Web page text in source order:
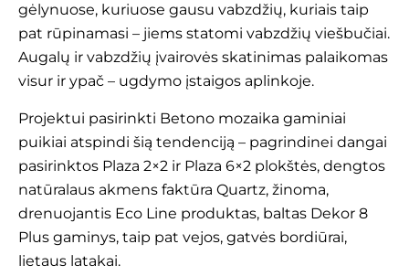
gėlynuose, kuriuose gausu vabzdžių, kuriais taip
pat rūpinamasi – jiems statomi vabzdžių viešbučiai.
Augalų ir vabzdžių įvairovės skatinimas palaikomas
visur ir ypač – ugdymo įstaigos aplinkoje.
Projektui pasirinkti Betono mozaika gaminiai
puikiai atspindi šią tendenciją – pagrindinei dangai
pasirinktos Plaza 2×2 ir Plaza 6×2 plokštės, dengtos
natūralaus akmens faktūra Quartz, žinoma,
drenuojantis Eco Line produktas, baltas Dekor 8
Plus gaminys, taip pat vejos, gatvės bordiūrai,
lietaus latakai.